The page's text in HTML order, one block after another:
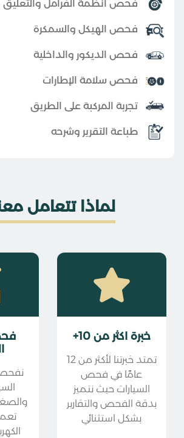
فحص أنظمة الفرامل والتعليق
فحص الهيكل والسمكرة
فحص الديكور والداخلية
فحص سلامة الإطارات
تجربة المركبة على الطريق
طباعة التقرير وشرحه
لماذا تتعامل
خبرة اكثر من 10+
تمتد خبرتنا لأكثر من 12
عامًا في فحص
السيارات حيث نتميز
بدقة الفحص والتقارير
بشكل استثنائي